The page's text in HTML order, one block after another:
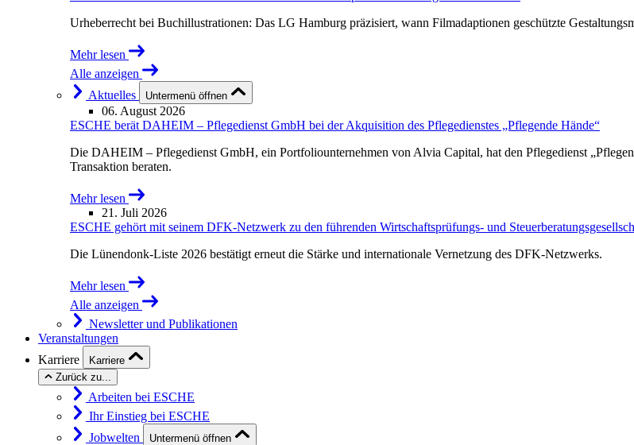
Urheberrecht bei Buchillustrationen: Das LG Hamburg präzisiert, wann Filmadaptionen geschützte
Mehr lesen
Alle anzeigen
Aktuelles
Untermenü öffnen
06. August 2026
ESCHE berät DAHEIM – Pflegedienst GmbH bei der Akquisition des Pflegedienstes „Pflegende Hände“
Die DAHEIM – Pflegedienst GmbH, ein Portfoliounternehmen von Alvia Capital, hat den Pflegedienst
Transaktion beraten.
Mehr lesen
21. Juli 2026
ESCHE gehört mit seinem DFK-Netzwerk zu den führenden Wirtschaftsprüfungs- und
Die Lünendonk-Liste 2026 bestätigt erneut die Stärke und internationale Vernetzung des DFK-Netzwerks.
Mehr lesen
Alle anzeigen
Newsletter und Publikationen
Veranstaltungen
Karriere
Karriere
Zurück zu...
Arbeiten bei ESCHE
Ihr Einstieg bei ESCHE
Jobwelten
Untermenü öffnen